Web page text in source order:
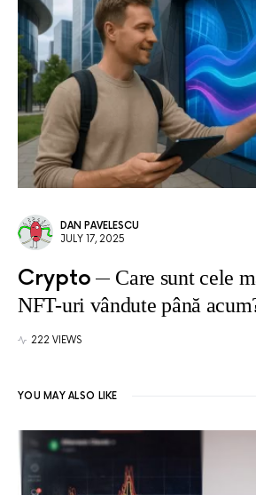
DAN PAVELESCU
JULY 17, 2025
Crypto
Care sunt cele
NFT-uri vândute până
222 VIEWS
YOU MAY ALSO LIKE